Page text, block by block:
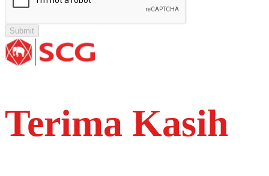
Terima Kasih